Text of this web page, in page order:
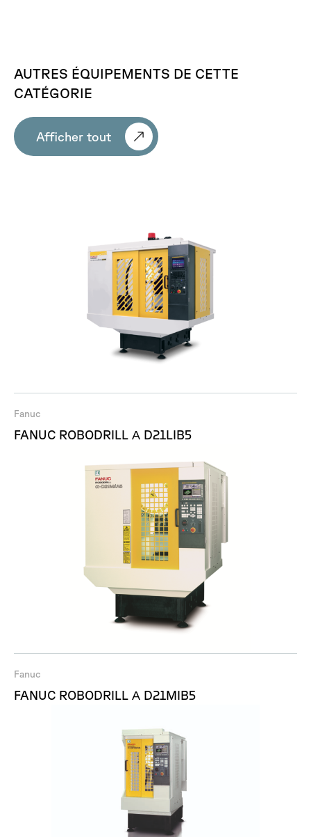
AUTRES ÉQUIPEMENTS DE CETTE
CATÉGORIE
Afficher tout
Fanuc
FANUC ROBODRILL Α D21LIB5
Fanuc
FANUC ROBODRILL Α D21MIB5